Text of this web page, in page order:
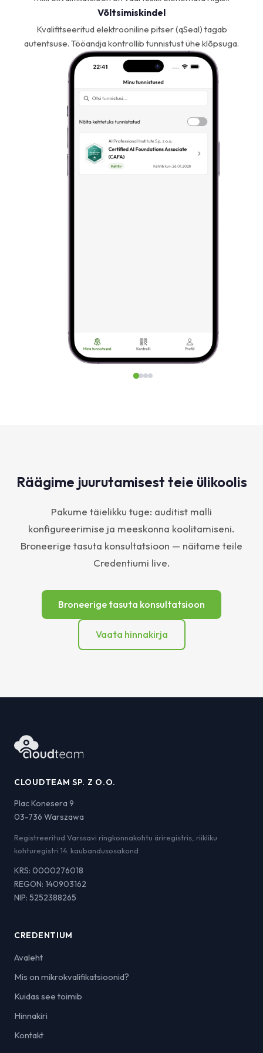
Võltsimiskindel
Kvalifitseeritud elektrooniline pitser (qSeal) tagab
autentsuse. Tööandja kontrollib tunnistust ühe klõpsuga.
Räägime juurutamisest teie ülikoolis
Pakume täielikku tuge: auditist malli
konfigureerimise ja meeskonna koolitamiseni.
Broneerige tasuta konsultatsioon — näitame teile
Credentiumi live.
Broneerige tasuta konsultatsioon
Vaata hinnakirja
CLOUDTEAM SP. Z O.O.
Plac Konesera 9
03-736 Warszawa
Registreeritud Varssavi ringkonnakohtu äriregistris, riikliku
kohturegistri 14. kaubandusosakond
KRS: 0000276018
REGON: 140903162
NIP: 5252388265
CREDENTIUM
Avaleht
Mis on mikrokvalifikatsioonid?
Kuidas see toimib
Hinnakiri
Kontakt